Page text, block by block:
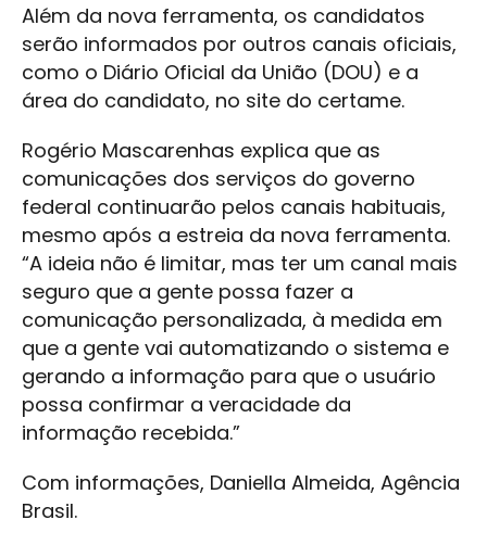
Além da nova ferramenta, os candidatos
serão informados por outros canais oficiais,
como o Diário Oficial da União (DOU) e a
área do candidato, no site do certame.
Rogério Mascarenhas explica que as
comunicações dos serviços do governo
federal continuarão pelos canais habituais,
mesmo após a estreia da nova ferramenta.
“A ideia não é limitar, mas ter um canal mais
seguro que a gente possa fazer a
comunicação personalizada, à medida em
que a gente vai automatizando o sistema e
gerando a informação para que o usuário
possa confirmar a veracidade da
informação recebida.”
Com informações, Daniella Almeida, Agência
Brasil.